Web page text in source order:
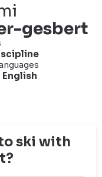
gesbert
English
ski with
?